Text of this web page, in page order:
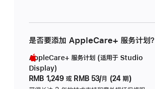
是否要添加 AppleCare+ 服务计划？
AppleCare+ 服务计划 (适用于 Studio
Display)
RMB 1,249 或 RMB 53/月 (24 期)